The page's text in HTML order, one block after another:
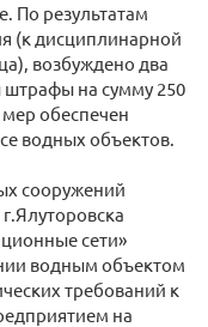
По результатам
(к дисциплинарной
возбуждено два
на сумму 250
обеспечен
водных объектов.
сооружений
сети»
водным объектом
требований к
на